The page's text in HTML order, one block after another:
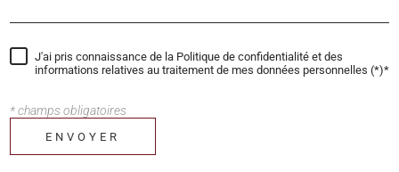
J'ai pris connaissance de la Politique de confidentialité et des
informations relatives au traitement de mes données personnelles (*)*
* champs obligatoires
ENVOYER